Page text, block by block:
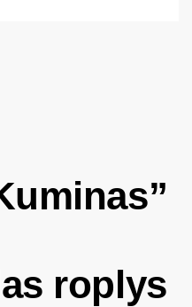
roplys